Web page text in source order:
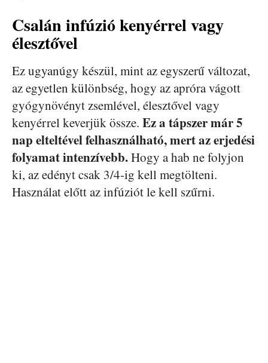
Csalán infúzió kenyérrel vagy
élesztővel
Ez ugyanúgy készül, mint az egyszerű változat,
az egyetlen különbség, hogy az apróra vágott
gyógynövényt zsemlével, élesztővel vagy
kenyérrel keverjük össze. Ez a tápszer már 5
nap elteltével felhasználható, mert az erjedési
folyamat intenzívebb.Hogy a hab ne folyjon
ki, az edényt csak 3/4-ig kell megtölteni.
Használat előtt az infúziót le kell szűrni.